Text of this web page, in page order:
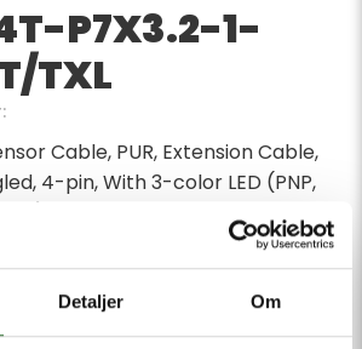
Detaljer Om
P7X3.2-1-
TXL
Cable, PUR, Extension Cable,
4-pin, With 3-color LED (PNP,
Cable length: 1.0 m, Jacket
color: black, Suitable for drag
to chemicals, UV radiation and
(FT2 in accordance with UL
2-2), Free from halogen, silicone,